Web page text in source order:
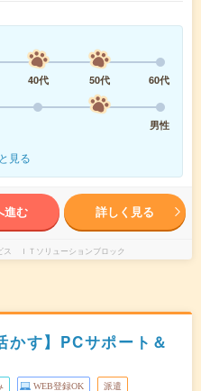
40代 50代
60代
男性
見る
進む 詳しく見る
ス ＩＴソリューションブロック
かす】PCサポート＆
WEB登録OK 派遣